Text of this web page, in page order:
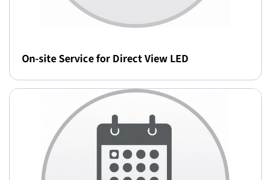
On-site Service for Direct View LED